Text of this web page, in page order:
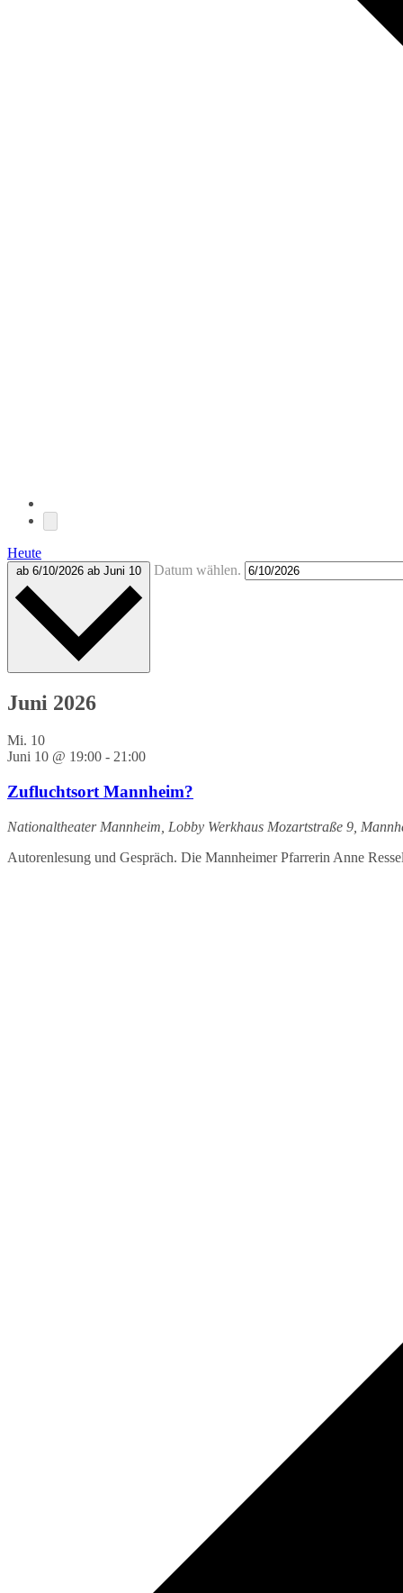
Heute
ab 6/10/2026 ab Juni 10 Datum wählen.
Juni 2026
Mi. 10
Juni 10 @ 19:00 - 21:00
Zufluchtsort Mannheim?
Nationaltheater Mannheim, Lobby Werkhaus Mozartstraße 9,
Autorenlesung und Gespräch. Die Mannheimer Pfarrerin Anne